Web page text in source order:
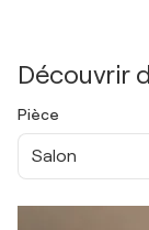
Découvrir
Pièce
Salon